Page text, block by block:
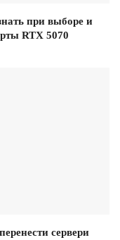
при выборе и
RTX 5070
сервери